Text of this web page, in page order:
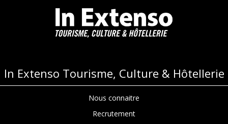
In Extenso Tourisme, Culture & Hôtellerie
Nous connaitre
Recrutement